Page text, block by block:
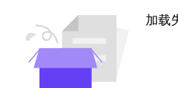
加载